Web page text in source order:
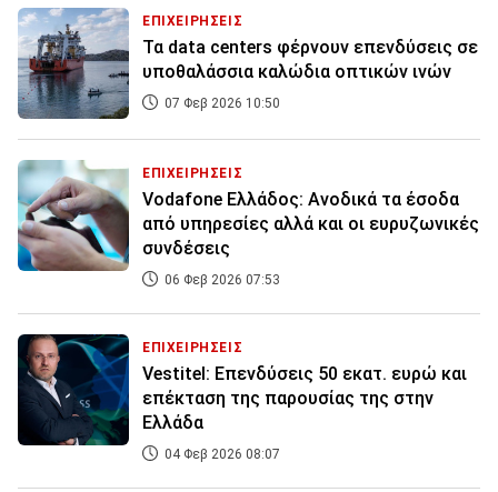
ΕΠΙΧΕΙΡΗΣΕΙΣ
Τα data centers φέρνουν επενδύσεις σε
υποθαλάσσια καλώδια οπτικών ινών
07 Φεβ 2026 10:50
ΕΠΙΧΕΙΡΗΣΕΙΣ
Vodafone Ελλάδος: Aνοδικά τα έσοδα
από υπηρεσίες αλλά και οι ευρυζωνικές
συνδέσεις
06 Φεβ 2026 07:53
ΕΠΙΧΕΙΡΗΣΕΙΣ
Vestitel: Επενδύσεις 50 εκατ. ευρώ και
επέκταση της παρουσίας της στην
Ελλάδα
04 Φεβ 2026 08:07